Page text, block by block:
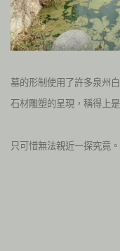
墓的形制使用了許多泉州
石材雕塑的呈現，稱得上
只可惜無法親近一探究竟。